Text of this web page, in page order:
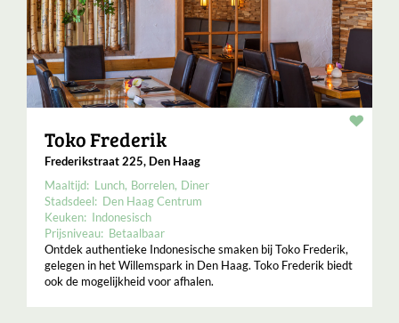
Toko Frederik
Frederikstraat 225, Den Haag
Maaltijd: Lunch Borrelen Diner
Stadsdeel: Den Haag Centrum
Keuken: Indonesisch
Prijsniveau: Betaalbaar
Ontdek authentieke Indonesische smaken bij Toko Frederik,
gelegen in het Willemspark in Den Haag. Toko Frederik biedt
ook de mogelijkheid voor afhalen.